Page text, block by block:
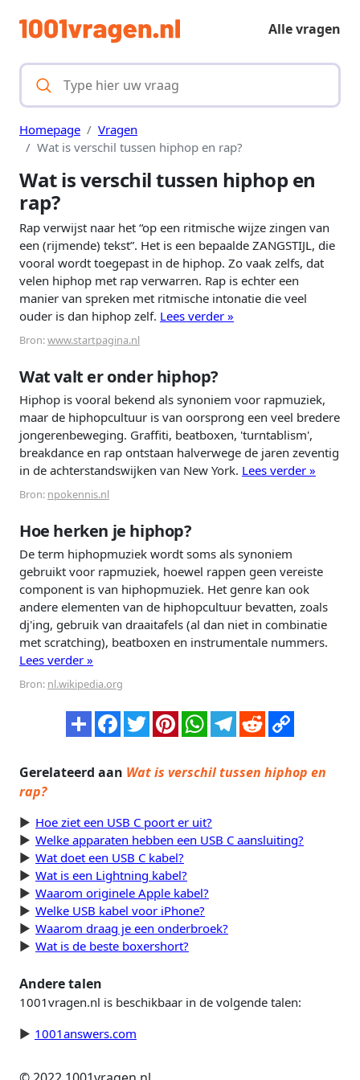
Alle vragen
Homepage
Vragen
Wat is verschil tussen hiphop en rap?
Wat is verschil tussen hiphop en
rap?
Rap verwijst naar het “op een ritmische wijze zingen van
een (rijmende) tekst”. Het is een bepaalde ZANGSTIJL, die
vooral wordt toegepast in de hiphop. Zo vaak zelfs, dat
velen hiphop met rap verwarren. Rap is echter een
manier van spreken met ritmische intonatie die veel
ouder is dan hiphop zelf. Lees verder »
Bron:www.startpagina.nl
Wat valt er onder hiphop?
Hiphop is vooral bekend als synoniem voor rapmuziek,
maar de hiphopcultuur is van oorsprong een veel bredere
jongerenbeweging. Graffiti, beatboxen, 'turntablism',
breakdance en rap ontstaan halverwege de jaren zeventig
in de achterstandswijken van New York. Lees verder »
Bron: npokennis.nl
Hoe herken je hiphop?
De term hiphopmuziek wordt soms als synoniem
gebruikt voor rapmuziek, hoewel rappen geen vereiste
component is van hiphopmuziek. Het genre kan ook
andere elementen van de hiphopcultuur bevatten, zoals
dj'ing, gebruik van draaitafels (al dan niet in combinatie
met scratching), beatboxen en instrumentale nummers.
Lees verder »
Bron: nl.wikipedia.org
Gerelateerd aan Wat is verschil tussen hiphop en
rap?
Hoe ziet een USB C poort er uit?
Welke apparaten hebben een USB C aansluiting?
Wat doet een USB C kabel?
Wat is een Lightning kabel?
Waarom originele Apple kabel?
Welke USB kabel voor iPhone?
Waarom draag je een onderbroek?
Wat is de beste boxershort?
Andere talen
1001vragen.nl is beschikbaar in de volgende talen:
1001answers.com